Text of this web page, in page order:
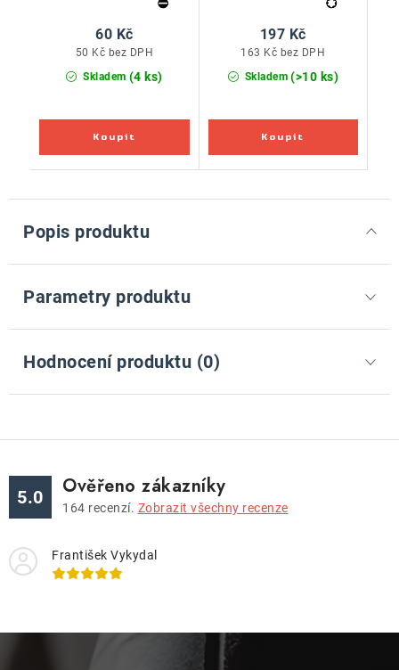
Skladem (4 ks)
50 Kč bez DPH
60 Kč
Skladem (>10 ks)
163 Kč bez DPH
197 Kč
Popis produktu
Parametry produktu
Hodnocení produktu (0)
5.0 Ověřeno zákazníky
164 recenzí. Zobrazit všechny recenze
František Vykydal